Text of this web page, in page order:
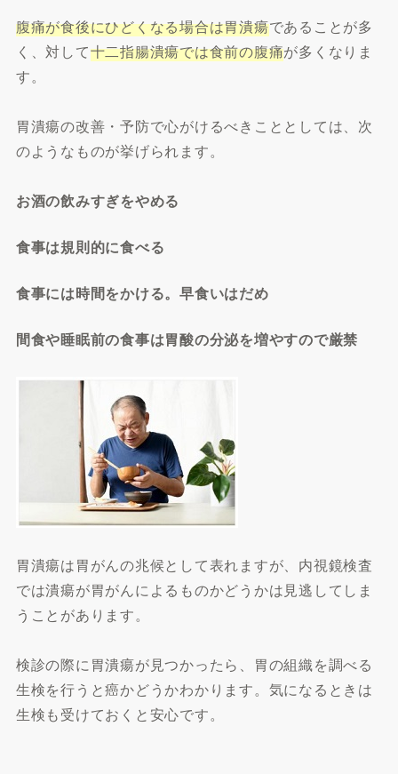
腹痛が食後にひどくなる場合は胃潰瘍であることが多
く、対して十二指腸潰瘍では食前の腹痛が多くなりま
す。
胃潰瘍の改善・予防で心がけるべきこととしては、次
のようなものが挙げられます。
お酒の飲みすぎをやめる
食事は規則的に食べる
食事には時間をかける。早食いはだめ
間食や睡眠前の食事は胃酸の分泌を増やすので厳禁
胃潰瘍は胃がんの兆候として表れますが、内視鏡検査
では潰瘍が胃がんによるものかどうかは見逃してしま
うことがあります。
検診の際に胃潰瘍が見つかったら、胃の組織を調べる
生検を行うと癌かどうかわかります。気になるときは
生検も受けておくと安心です。